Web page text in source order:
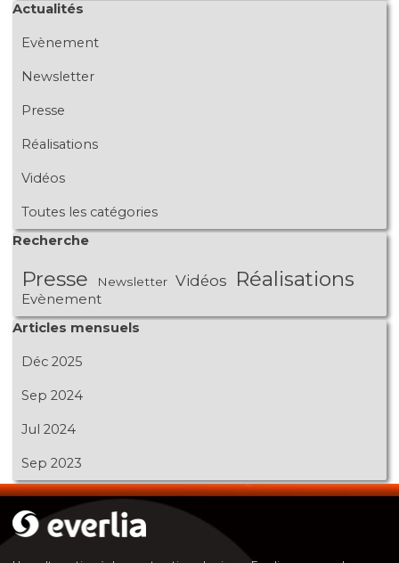
Sauter le bloc Actualités
Actualités
Evènement
Newsletter
Presse
Réalisations
Vidéos
Toutes les catégories
Sauter le bloc Recherche
Recherche
Presse Newsletter Vidéos Réalisations
Evènement
Sauter le bloc Articles mensuels
Articles mensuels
Déc 2025
Sep 2024
Jul 2024
Sep 2023